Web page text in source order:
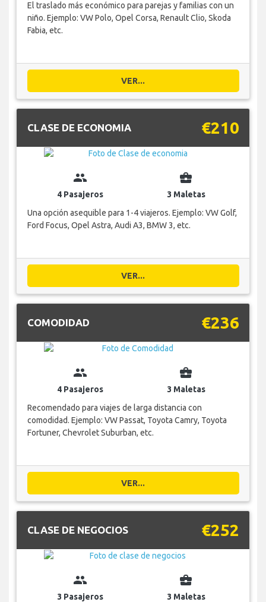
El traslado más económico para parejas y familias con un
niño. Ejemplo: VW Polo, Opel Corsa, Renault Clio, Skoda
Fabia, etc.
VER...
CLASE DE ECONOMIA €210
group
4 Pasajeros
business_center
3 Maletas
Una opción asequible para 1-4 viajeros. Ejemplo: VW Golf,
Ford Focus, Opel Astra, Audi A3, BMW 3, etc.
VER...
COMODIDAD €236
group
4 Pasajeros
business_center
3 Maletas
Recomendado para viajes de larga distancia con
comodidad. Ejemplo: VW Passat, Toyota Camry, Toyota
Fortuner, Chevrolet Suburban, etc.
VER...
CLASE DE NEGOCIOS €252
group
3 Pasajeros
business_center
3 Maletas